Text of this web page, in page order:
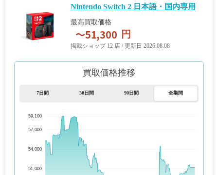
Nintendo Switch 2 日本語・国内専用
最高買取価格
円
掲載ショップ 12 店 / 更新日 2026.08.08
買取価格推移
7日間 30日間 90日間 全期間
51,000
54,000
57,000
59,100